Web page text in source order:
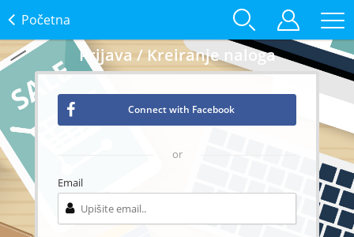
Početna
Prijava / Kreiranje naloga
Connect with Facebook
or
Email